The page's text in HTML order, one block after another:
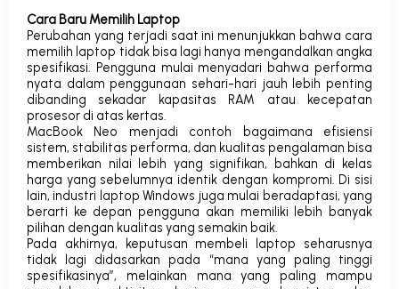
Cara Baru Memilih Laptop
Perubahan yang terjadi saat ini menunjukkan bahwa cara
memilih laptop tidak bisa lagi hanya mengandalkan angka
spesifikasi. Pengguna mulai menyadari bahwa performa
nyata dalam penggunaan sehari-hari jauh lebih penting
dibanding sekadar kapasitas RAM atau kecepatan
prosesor di atas kertas.
MacBook Neo menjadi contoh bagaimana efisiensi
sistem, stabilitas performa, dan kualitas pengalaman bisa
memberikan nilai lebih yang signifikan, bahkan di kelas
harga yang sebelumnya identik dengan kompromi. Di sisi
lain, industri laptop Windows juga mulai beradaptasi, yang
berarti ke depan pengguna akan memiliki lebih banyak
pilihan dengan kualitas yang semakin baik.
Pada akhirnya, keputusan membeli laptop seharusnya
tidak lagi didasarkan pada “mana yang paling tinggi
spesifikasinya”, melainkan mana yang paling mampu